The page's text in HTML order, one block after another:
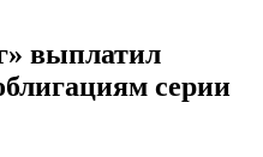
выплатил
серии